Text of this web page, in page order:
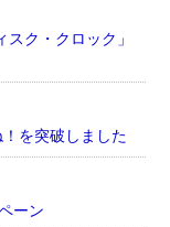
ク・クロック」
を突破しました
ーン